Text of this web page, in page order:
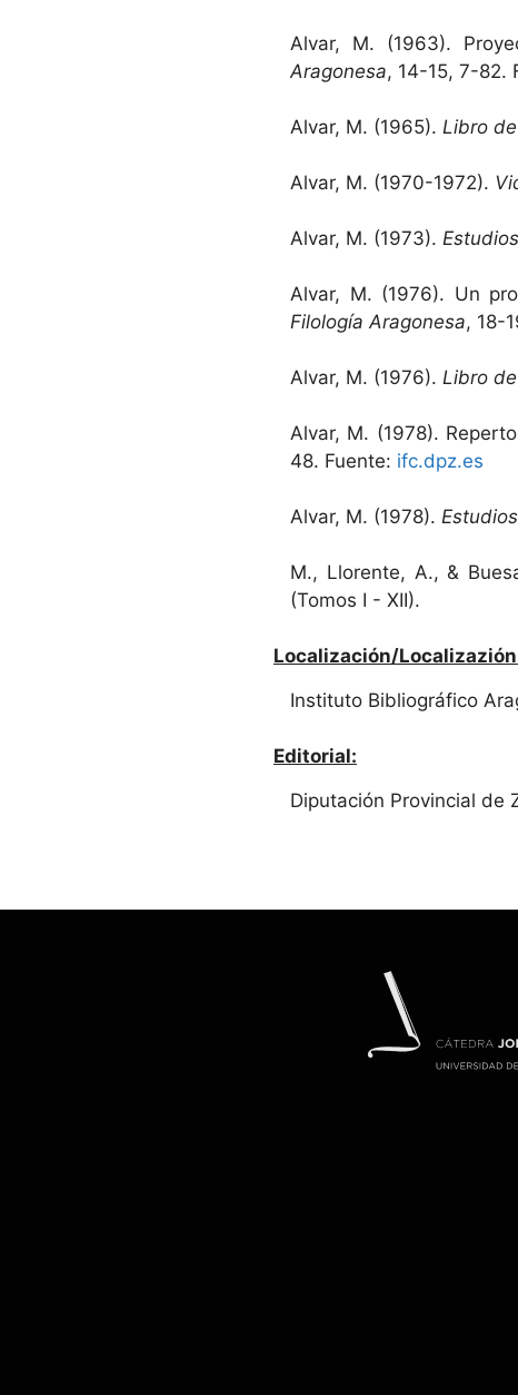
Alvar, M. (1963).
Aragonesa, 14-15, 7-82.
Alvar, M. (1965). Libro
Alvar, M. (1970-1972).
Alvar, M. (1973).
Alvar, M. (1976). Un
Filología Aragonesa, 18-
Alvar, M. (1976). Libro
Alvar, M. (1978).
48. Fuente: ifc.dpz.es
Alvar, M. (1978).
M., Llorente, A., &
(Tomos I - XII).
Localización/
Instituto Bibliográfico
Editorial:
Diputación Provincial de